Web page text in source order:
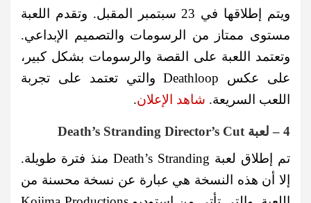
ويتم إطلاقها في 23 سبتمبر المقبل. وتقدم اللعبة
مستوى ممتاز من الرسومات والتصميم الإبداعي.
وتعتمد اللعبة على القصة والرسومات بشكل كبير،
على عكس Deathloop والتي تعتمد على تجربة
اللعب السريعة. شاهد الإعلان.
4 – لعبة Death’s Stranding Director’s Cut
تم إطلاق لعبة Death’s Stranding منذ فترة طويلة.
إلا أن هذه النسخة هي عبارة عن نسخة محسنة من